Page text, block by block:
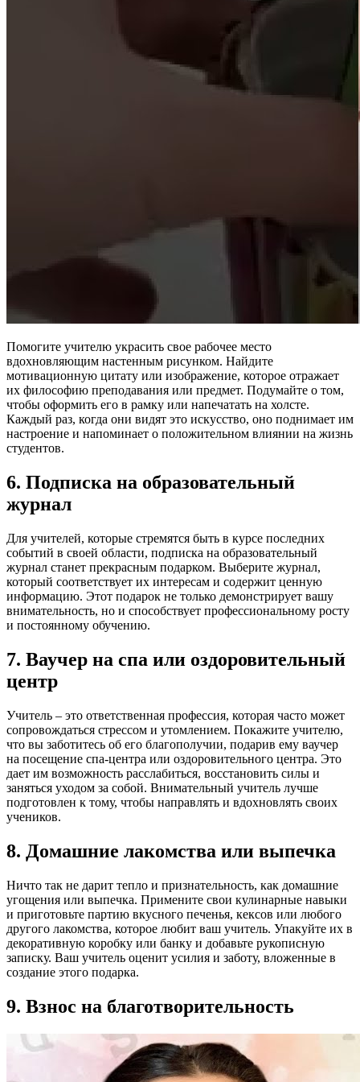
Помогите учителю украсить свое рабочее место
вдохновляющим настенным рисунком. Найдите
мотивационную цитату или изображение, которое отражает
их философию преподавания или предмет. Подумайте о том,
чтобы оформить его в рамку или напечатать на холсте.
Каждый раз, когда они видят это искусство, оно поднимает им
настроение и напоминает о положительном влиянии на жизнь
студентов.
6. Подписка на образовательный
журнал
Для учителей, которые стремятся быть в курсе последних
событий в своей области, подписка на образовательный
журнал станет прекрасным подарком. Выберите журнал,
который соответствует их интересам и содержит ценную
информацию. Этот подарок не только демонстрирует вашу
внимательность, но и способствует профессиональному росту
и постоянному обучению.
7. Ваучер на спа или оздоровительный
центр
Учитель – это ответственная профессия, которая часто может
сопровождаться стрессом и утомлением. Покажите учителю,
что вы заботитесь об его благополучии, подарив ему ваучер
на посещение спа-центра или оздоровительного центра. Это
дает им возможность расслабиться, восстановить силы и
заняться уходом за собой. Внимательный учитель лучше
подготовлен к тому, чтобы направлять и вдохновлять своих
учеников.
8. Домашние лакомства или выпечка
Ничто так не дарит тепло и признательность, как домашние
угощения или выпечка. Примените свои кулинарные навыки
и приготовьте партию вкусного печенья, кексов или любого
другого лакомства, которое любит ваш учитель. Упакуйте их в
декоративную коробку или банку и добавьте рукописную
записку. Ваш учитель оценит усилия и заботу, вложенные в
создание этого подарка.
9. Взнос на благотворительность